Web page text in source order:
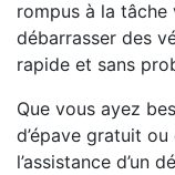
rompus à la tâche
débarrasser des
rapide et sans
Que vous ayez
d’épave gratuit
l’assistance d’un